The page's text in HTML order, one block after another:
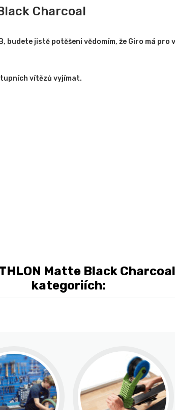
Charcoal
budete jistě potěšeni vědomím, že Giro má pro
vítězů vyjímat.
Matte Black
kategoriích: